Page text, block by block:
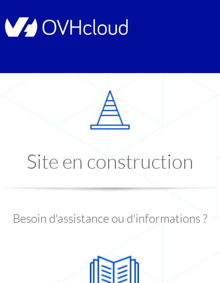
Site en construction
Besoin d'assistance ou d'informations ?